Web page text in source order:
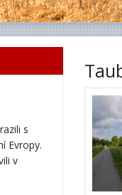
s
Evropy.
v